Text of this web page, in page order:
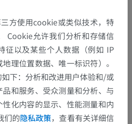
内容改进的建议。
检举错误
方使用cookie或类似技术，特
Cookie允许我们分析和存储信
征以及某些个人数据（例如 IP
理位置数据、唯一标识符）。
下：分析和改进用户体验和/或
和服务、受众测量和分析、与
化内容的显示、性能测量和内
们的隐私政策，查看有关详细信